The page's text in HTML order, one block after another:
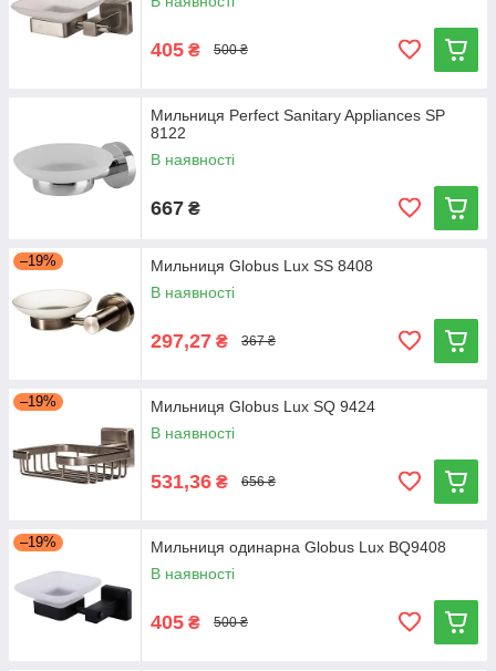
405 ₴ 500 ₴
Мильниця Perfect Sanitary Appliances SP
8122
В наявності
667 ₴
–19%
Мильниця Globus Lux SS 8408
В наявності
297,27 ₴ 367 ₴
–19%
Мильниця Globus Lux SQ 9424
В наявності
531,36 ₴ 656 ₴
–19%
Мильниця одинарна Globus Lux BQ9408
В наявності
405 ₴ 500 ₴